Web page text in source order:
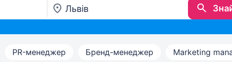
PR-менеджер Бренд-менеджер Marketing